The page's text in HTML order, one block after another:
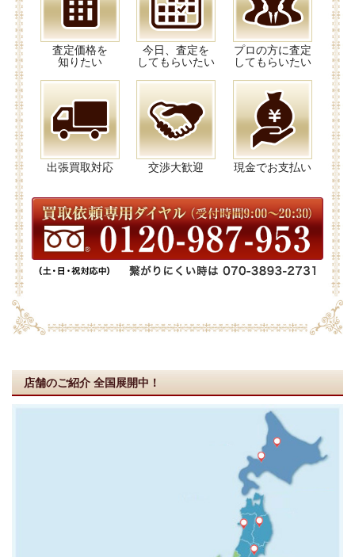
査定価格を
知りたい
今日、査定を
してもらいたい
プロの方に査定
してもらいたい
出張買取対応 交渉大歓迎 現金でお支払い
店舗のご紹介 全国展開中！